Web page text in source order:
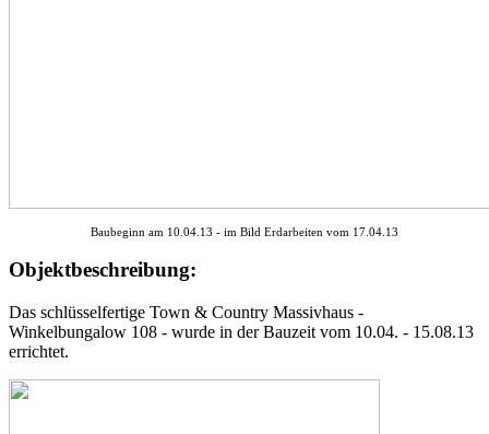
Baubeginn am 10.04.13 - im Bild Erdarbeiten vom 17.04.13
Objektbeschreibung:
Das schlüsselfertige Town & Country Massivhaus -
Winkelbungalow 108 - wurde in der Bauzeit vom 10.04. - 15.08.13
errichtet.